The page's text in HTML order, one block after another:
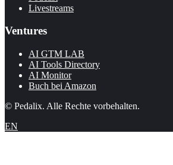
Livestreams
Ventures
AI GTM LAB
AI Tools Directory
AI Monitor
Buch bei Amazon
© Pedalix. Alle Rechte vorbehalten.
EN